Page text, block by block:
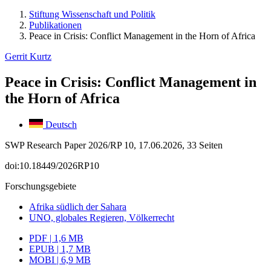
Stiftung Wissenschaft und Politik
Publikationen
Peace in Crisis: Conflict Management in the Horn of Africa
Gerrit Kurtz
Peace in Crisis: Conflict Management in
the Horn of Africa
Deutsch
SWP Research Paper 2026/RP 10, 17.06.2026, 33 Seiten
doi:10.18449/2026RP10
Forschungsgebiete
Afrika südlich der Sahara
UNO, globales Regieren, Völkerrecht
PDF | 1,6 MB
EPUB | 1,7 MB
MOBI | 6,9 MB